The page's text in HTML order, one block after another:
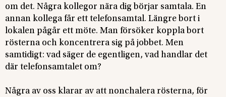
om det. Några kollegor nära dig börjar samtala. En
annan kollega får ett telefonsamtal. Längre bort i
lokalen pågår ett möte. Man försöker koppla bort
rösterna och koncentrera sig på jobbet. Men
samtidigt: vad säger de egentligen, vad handlar det
där telefonsamtalet om?
Några av oss klarar av att nonchalera rösterna, för